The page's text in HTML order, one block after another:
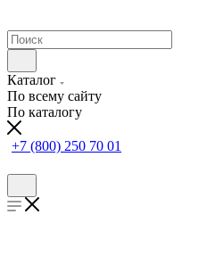
Каталог
По всему сайту
По каталогу
+7 (800) 250 70 01